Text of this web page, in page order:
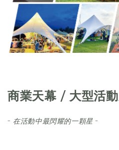
商業天幕 / 大型活
- 在活動中最閃耀的一顆星 -